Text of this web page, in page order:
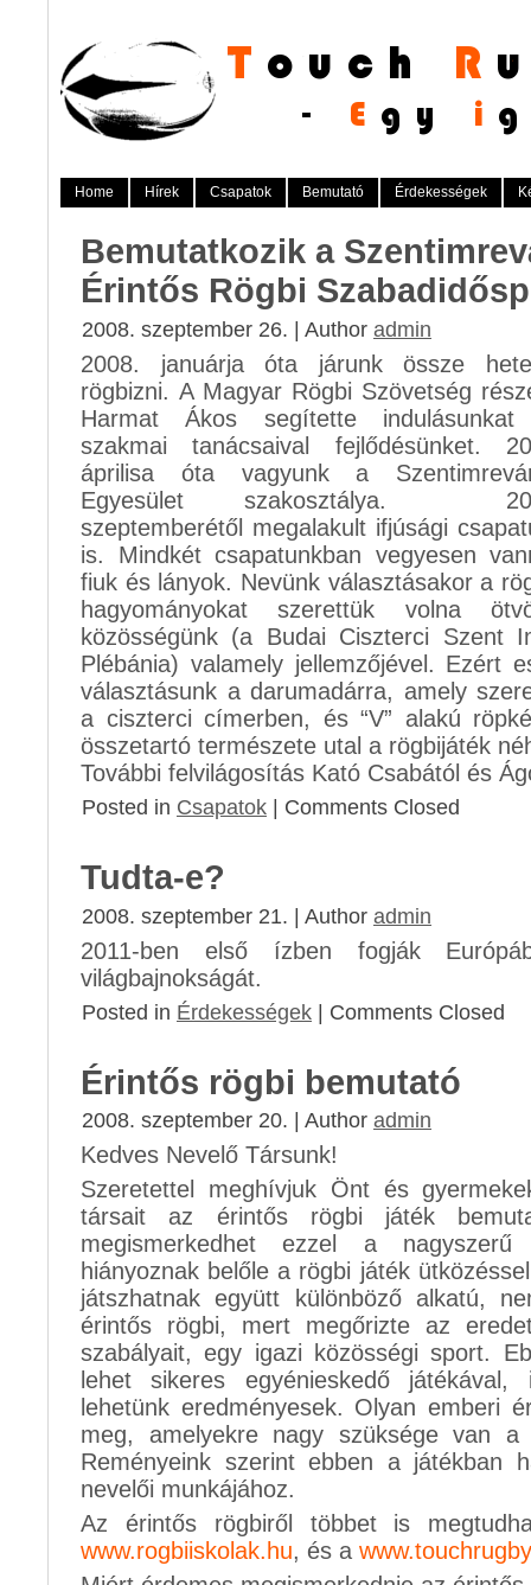
Home Hírek Csapatok Bemutató Érdekességek
Bemutatkozik a
Érintős Rögbi
2008. szeptember 26. | Author admin
2008. januárja óta járunk össze
rögbizni. A Magyar Rögbi Szövetség
Harmat Ákos segítette
szakmai tanácsaival fejlődésünket.
áprilisa óta vagyunk a
Egyesület szakosztálya.
szeptemberétől megalakult ifjúsági
is. Mindkét csapatunkban vegyesen
fiuk és lányok. Nevünk választásakor a
hagyományokat szerettük volna
közösségünk (a Budai Ciszterci Szent
Plébánia) valamely jellemzőjével. Ezért
választásunk a darumadárra, amely
a ciszterci címerben, és “V” alakú
összetartó természete utal a rögbijáték
További felvilágosítás Kató Csabától és
Posted in Csapatok | Comments Closed
Tudta-e?
2008. szeptember 21. | Author admin
2011-ben első ízben fogják
világbajnokságát.
Posted in Érdekességek | Comments Closed
Érintős rögbi bemutató
2008. szeptember 20. | Author admin
Kedves Nevelő Társunk!
Szeretettel meghívjuk Önt és
társait az érintős rögbi játék
megismerkedhet ezzel a
hiányoznak belőle a rögbi játék
játszhatnak együtt különböző alkatú,
érintős rögbi, mert megőrizte az
szabályait, egy igazi közösségi sport.
lehet sikeres egyénieskedő
lehetünk eredményesek. Olyan emberi
meg, amelyekre nagy szüksége van a
Reményeink szerint ebben a játékban
nevelői munkájához.
Az érintős rögbiről többet is
www.rogbiiskolak.hu, és a